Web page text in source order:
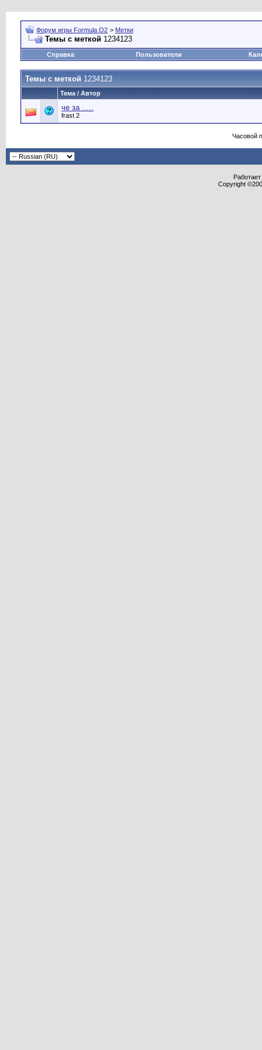
Форум игры Formula O2 > Метки
Темы с меткой 1234123
Справка Пользователи
Темы с меткой 1234123
Тема / Автор
че за .....
frast 2
Часовой
Copyright